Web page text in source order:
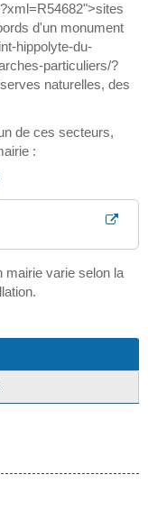
d'un monument
hippolyte-du-
particuliers/?
naturelles, des
de ces secteurs,
:
mairie varie selon la